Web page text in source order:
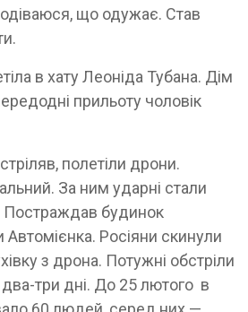
що одужає. Став
в хату Леоніда Тубана. Дім
прильоту чоловік
полетіли дрони.
За ним ударні стали
Постраждав будинок
Росіяни скинули
з дрона. Потужні обстріли
три дні. До 25 лютого в